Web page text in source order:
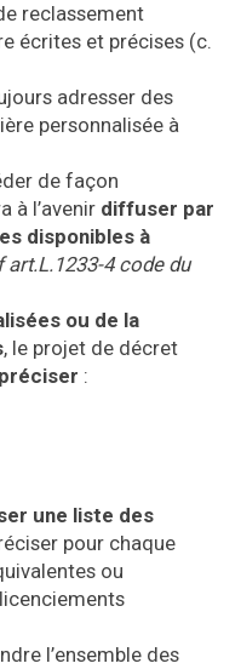
reclassement
écrites et précises (c.
adresser des
personnalisée à
de façon
à l’avenir diffuser par
disponibles à
art.L.1233-4 code du
ou de la
, le projet de décret
:
une liste des
pour chaque
ou
l’ensemble des